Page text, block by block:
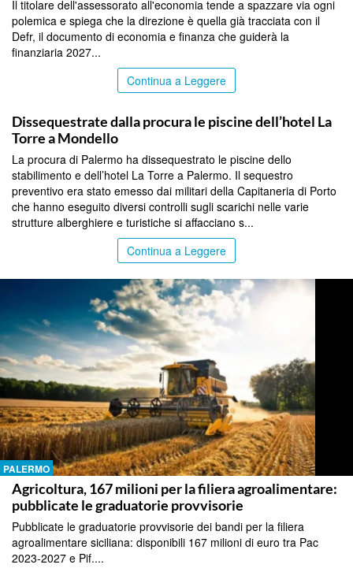
Il titolare dell'assessorato all'economia tende a spazzare via ogni
polemica e spiega che la direzione è quella già tracciata con il
Defr, il documento di economia e finanza che guiderà la
finanziaria 2027...
Continua a Leggere
Dissequestrate dalla procura le piscine dell’hotel La
Torre a Mondello
La procura di Palermo ha dissequestrato le piscine dello
stabilimento e dell’hotel La Torre a Palermo. Il sequestro
preventivo era stato emesso dai militari della Capitaneria di Porto
che hanno eseguito diversi controlli sugli scarichi nelle varie
strutture alberghiere e turistiche si affacciano s...
Continua a Leggere
PALERMO
Agricoltura, 167 milioni per la filiera agroalimentare:
pubblicate le graduatorie provvisorie
Pubblicate le graduatorie provvisorie dei bandi per la filiera
agroalimentare siciliana: disponibili 167 milioni di euro tra Pac
2023-2027 e Pif....